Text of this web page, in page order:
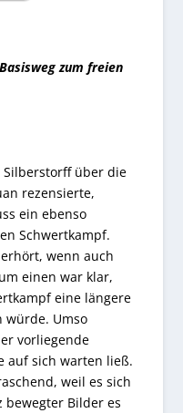
zum freien
Silberstorff über die
rezensierte,
ein ebenso
Schwertkampf.
wenn auch
einen war klar,
eine längere
würde. Umso
vorliegende
auf sich warten ließ.
weil es sich
bewegter Bilder es